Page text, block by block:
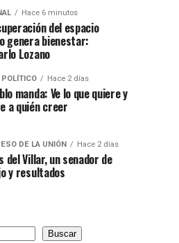
Hace 6 minutos
del espacio
genera bienestar:
Lozano
Hace 2 días
manda: Ve lo que quiere y
a quién creer
DE LA UNIÓN Hace 2 días
del Villar, un senador de
y resultados
Buscar